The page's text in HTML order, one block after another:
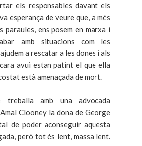
els responsables davant els
esperança de veure que, a més
paraules, ens posem en marxa i
amb situacions com les
a rescatar a les dones i als
avui estan patint el que ella
està amenaçada de mort.
treballa amb una advocada
Clooney, la dona de George
de poder aconseguir aquesta
però tot és lent, massa lent.